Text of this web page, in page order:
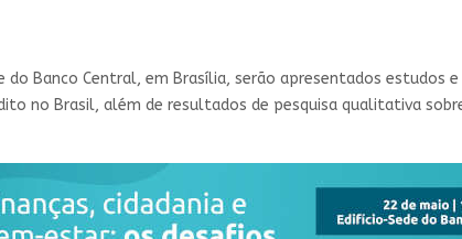
Banco Central, em Brasília, serão apresentados​ estudos
no Brasil, além de resultados de pesquisa qualitativa